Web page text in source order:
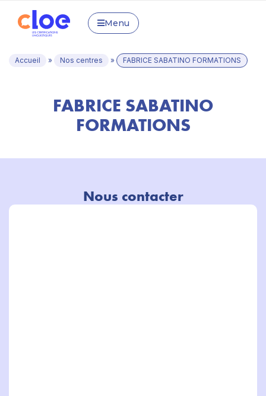
Menu
Accueil » Nos centres » FABRICE SABATINO FORMATIONS
FABRICE SABATINO
FORMATIONS
Nous contacter